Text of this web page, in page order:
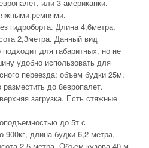
или 3 американки.
ремнями.
гидроборта. Длина 4,6метра,
2,3метра. Данный вид
подходит для габаритных, но не
удобно использовать для
переезда; объем будки 25м.
до 8европалет.
загрузка. Есть стяжные
до 5т с
900кг, длина будки 6,2 метра,